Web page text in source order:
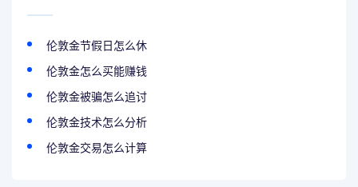
伦敦金节假日怎么休
伦敦金怎么买能赚钱
伦敦金被骗怎么追讨
伦敦金技术怎么分析
伦敦金交易怎么计算